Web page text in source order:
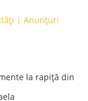
| Anunțuri
la rapiță din